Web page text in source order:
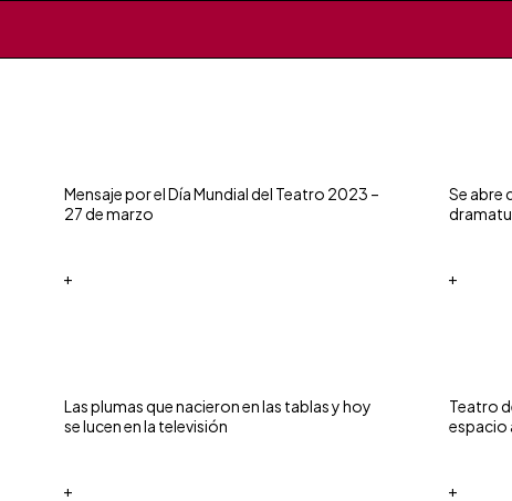
Mensaje por el Día Mundial del Teatro 2023 –
27 de marzo
+
Se abre
+
Las plumas que nacieron en las tablas y hoy
se lucen en la televisión
+
Teatro
espacio
+